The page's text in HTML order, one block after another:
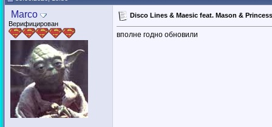
Marco
Верифицирован
Disco Lines & Maesic feat. Mason &
вполне годно обновили